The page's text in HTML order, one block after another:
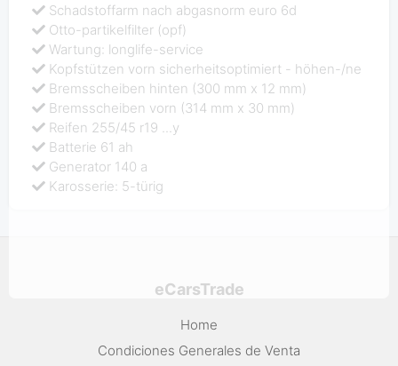
Schadstoffarm nach abgasnorm euro 6d
Otto-partikelfilter (opf)
Wartung: longlife-service
Kopfstützen vorn sicherheitsoptimiert - höhen-/ne
Bremsscheiben hinten (300 mm x 12 mm)
Bremsscheiben vorn (314 mm x 30 mm)
Reifen 255/45 r19 ...y
Batterie 61 ah
Generator 140 a
Karosserie: 5-türig
eCarsTrade
Home
Condiciones Generales de Venta